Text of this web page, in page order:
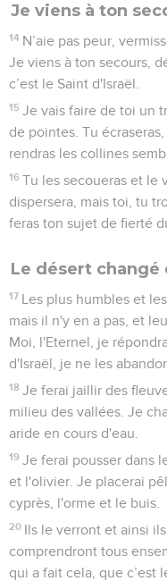
Je viens à ton
14 N’aie pas peur,
Je viens à ton secours,
c’est le Saint d'Israël.
15 Je vais faire de toi un
de pointes. Tu
rendras les collines
16 Tu les secoueras et le
dispersera, mais toi, tu
feras ton sujet de fierté
Le désert changé
17 Les plus humbles et
mais il n'y en a pas, et
Moi, l'Eternel, je
d'Israël, je ne les
18 Je ferai jaillir des
milieu des vallées. Je
aride en cours d'eau.
19 Je ferai pousser dans
et l'olivier. Je placerai
cyprès, l'orme et le buis.
20 Ils le verront et ainsi
comprendront tous
qui a fait cela, que c’est